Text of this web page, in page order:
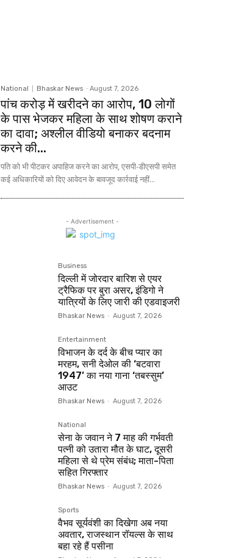
National Bhaskar News - August 7, 2026
पांच करोड़ में खरीदने का आरोप, 10 लोगों
के पास भेजकर महिला के साथ शोषण कराने
का दावा; अश्लील वीडियो बनाकर बदनाम
करने की...
पति को भी पीटकर अपाहिज करने का आरोप, एसपी-डीएसपी समेत
कई अधिकारियों को दिए आवेदन के बावजूद कार्रवाई नहीं...
- Advertisement -
Business
दिल्ली में जोरदार बारिश से एयर
ट्रैफिक पर बुरा असर, इंडिगो ने
यात्रियों के लिए जारी की एडवाइजरी
Bhaskar News - August 7, 2026
Entertainment
विभाजन के दर्द के बीच प्यार का
मरहम, सनी देओल की ‘बटवारा
1947’ का नया गाना ‘तबस्सुम’
आउट
Bhaskar News - August 7, 2026
National
सेना के जवान ने 7 माह की गर्भवती
पत्नी को उतारा मौत के घाट, दूसरी
महिला से थे प्रेम संबंध; माता-पिता
सहित गिरफ्तार
Bhaskar News - August 7, 2026
Sports
वैभव सूर्यवंशी का दिखेगा अब नया
अवतार, राजस्थान रॉयल्स के साथ
बहा रहे हैं पसीना